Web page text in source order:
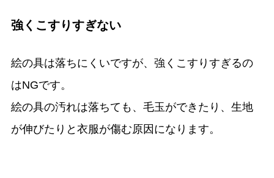
強くこすりすぎない
絵の具は落ちにくいですが、強くこすりすぎるの
はNGです。
絵の具の汚れは落ちても、毛玉ができたり、生地
が伸びたりと衣服が傷む原因になります。